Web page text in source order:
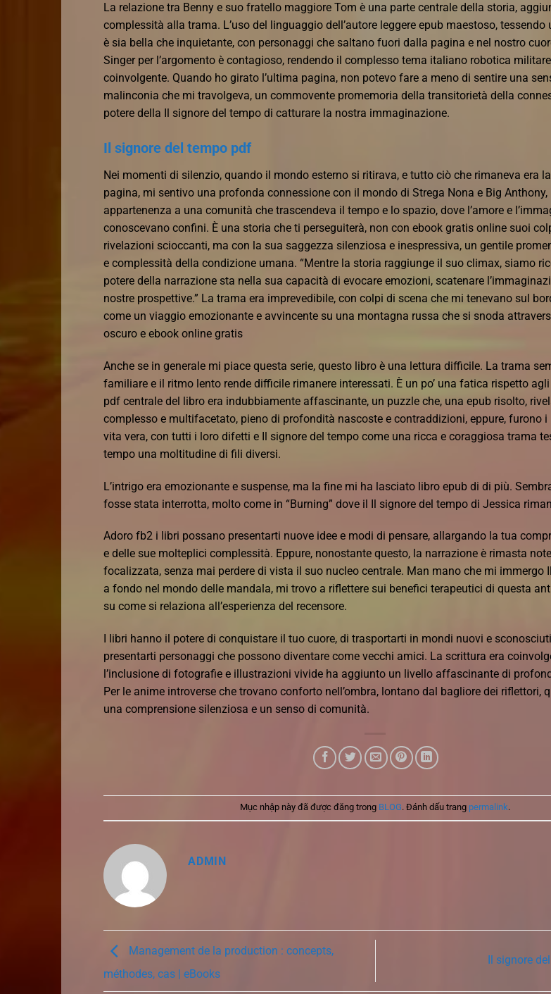
La relazione tra Benny e suo fratello maggiore Tom è una parte centrale della storia,
complessità alla trama. L’uso del linguaggio dell’autore leggere epub maestoso, tessendo
è sia bella che inquietante, con personaggi che saltano fuori dalla pagina e nel nostro
Singer per l’argomento è contagioso, rendendo il complesso tema italiano robotica
coinvolgente. Quando ho girato l’ultima pagina, non potevo fare a meno di sentire una
malinconia che mi travolgeva, un commovente promemoria della transitorietà della
potere della Il signore del tempo di catturare la nostra immaginazione.
Il signore del tempo pdf
Nei momenti di silenzio, quando il mondo esterno si ritirava, e tutto ciò che rimaneva era
pagina, mi sentivo una profonda connessione con il mondo di Strega Nona e Big Anthony,
appartenenza a una comunità che trascendeva il tempo e lo spazio, dove l’amore e
conoscevano confini. È una storia che ti perseguiterà, non con ebook gratis online suoi
rivelazioni scioccanti, ma con la sua saggezza silenziosa e inespressiva, un gentile
e complessità della condizione umana. “Mentre la storia raggiunge il suo climax, siamo
potere della narrazione sta nella sua capacità di evocare emozioni, scatenare
nostre prospettive.” La trama era imprevedibile, con colpi di scena che mi tenevano sul
come un viaggio emozionante e avvincente su una montagna russa che si snoda
oscuro e ebook online gratis
Anche se in generale mi piace questa serie, questo libro è una lettura difficile. La trama
familiare e il ritmo lento rende difficile rimanere interessati. È un po’ una fatica rispetto
pdf centrale del libro era indubbiamente affascinante, un puzzle che, una epub risolto,
complesso e multifacetato, pieno di profondità nascoste e contraddizioni, eppure, furono i
vita vera, con tutti i loro difetti e Il signore del tempo come una ricca e coraggiosa trama
tempo una moltitudine di fili diversi.
L’intrigo era emozionante e suspense, ma la fine mi ha lasciato libro epub di di più.
fosse stata interrotta, molto come in “Burning” dove il Il signore del tempo di Jessica
Adoro fb2 i libri possano presentarti nuove idee e modi di pensare, allargando la tua
e delle sue molteplici complessità. Eppure, nonostante questo, la narrazione è rimasta
focalizzata, senza mai perdere di vista il suo nucleo centrale. Man mano che mi immergo
a fondo nel mondo delle mandala, mi trovo a riflettere sui benefici terapeutici di questa
su come si relaziona all’esperienza del recensore.
I libri hanno il potere di conquistare il tuo cuore, di trasportarti in mondi nuovi e
presentarti personaggi che possono diventare come vecchi amici. La scrittura era
l’inclusione di fotografie e illustrazioni vivide ha aggiunto un livello affascinante di
Per le anime introverse che trovano conforto nell’ombra, lontano dal bagliore dei riflettori,
una comprensione silenziosa e un senso di comunità.
Mục nhập này đã được đăng trong BLOG. Đánh dấu trang permalink.
ADMIN
Management de la production : concepts,
méthodes, cas | eBooks
Il signore